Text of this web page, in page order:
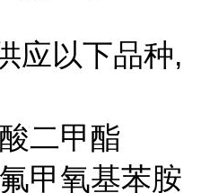
应以下品种,
二甲酯
甲氧基苯胺